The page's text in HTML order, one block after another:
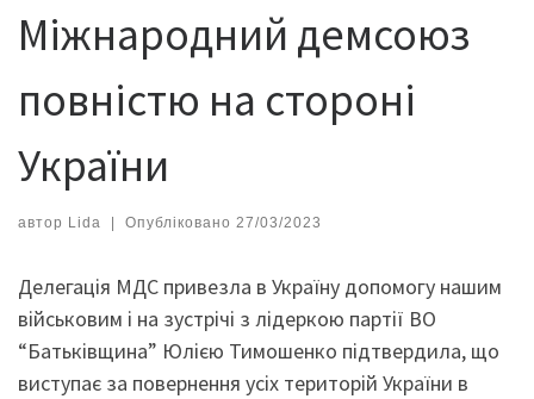
Міжнародний демсоюз
повністю на стороні
України
автор Lida | Опубліковано 27/03/2023
Делегація МДС привезла в Україну допомогу нашим
військовим і на зустрічі з лідеркою партії ВО
“Батьківщина” Юлією Тимошенко підтвердила, що
виступає за повернення усіх територій України в